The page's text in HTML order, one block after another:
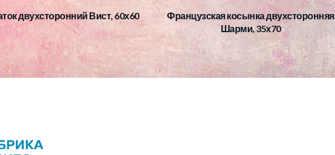
двухсторонний Вист, 60х60
Французская косынка двухсторонняя
Шарми, 35х70